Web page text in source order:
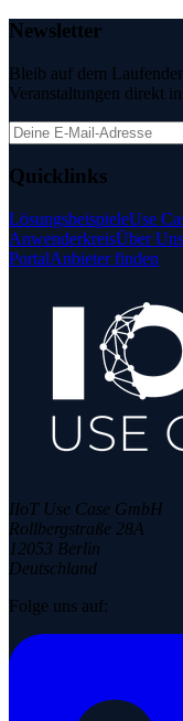
Newsletter
Bleib auf dem
Veranstaltungen direkt
Quicklinks
LösungsbeispieleUse
AnwenderkreisÜber Uns
PortalAnbieter finden
IIoT Use Case GmbH
Rollbergstraße 28A
12053 Berlin
Deutschland
Folge uns auf: